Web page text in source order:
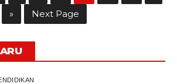
»
Next Page